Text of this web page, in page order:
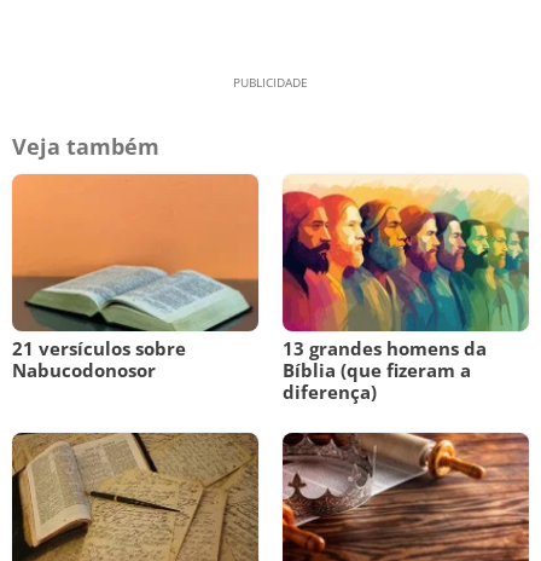
Veja também
21 versículos sobre
Nabucodonosor
13 grandes homens da
Bíblia (que fizeram a
diferença)